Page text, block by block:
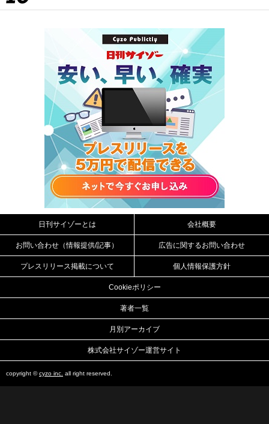
日刊サイゾーとは 会社概要
お問い合わせ（情報提供/記事） 広告に関するお問い合わせ
プレスリリース掲載について 個人情報保護方針
Cookieポリシー
著者一覧
月別アーカイブ
株式会社サイゾー運営サイト
copyright ©cyzo inc. all right reserved.